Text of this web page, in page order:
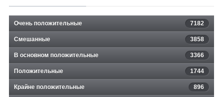
Очень положительные 7182
Смешанные 3858
В основном положительные 3366
Положительные 1744
Крайне положительные 896